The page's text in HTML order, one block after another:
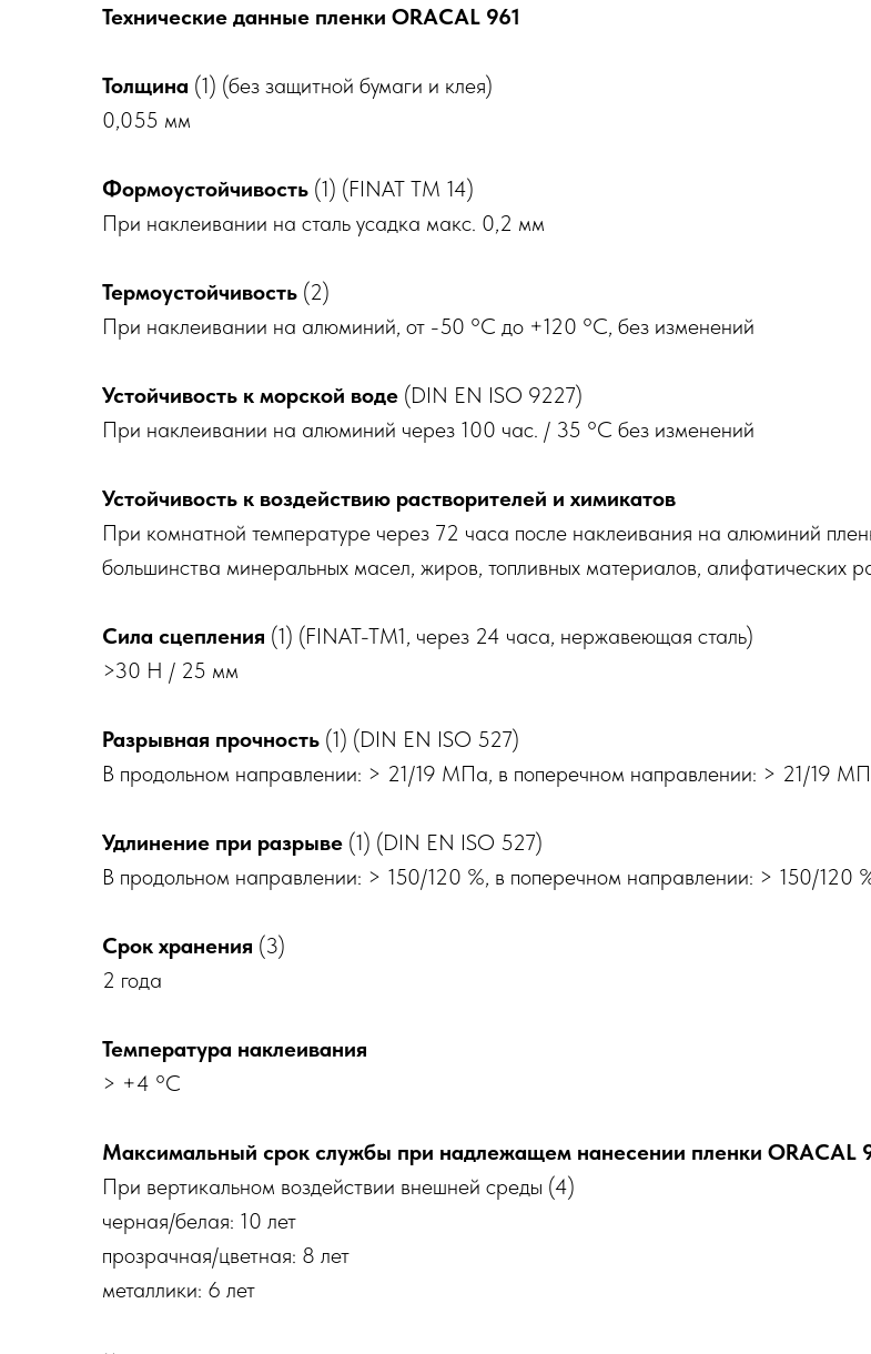
Технические данные пленки ORACAL 961
Толщина (1) (без защитной бумаги и клея)
0,055 мм
Формоустойчивость (1) (FINAT TM 14)
При наклеивании на сталь усадка макс. 0,2 мм
Термоустойчивость (2)
При наклеивании на алюминий, от -50 °С до +120 °С, без изменений
Устойчивость к морской воде (DIN EN ISO 9227)
При наклеивании на алюминий через 100 час. / 35 °C без изменений
Устойчивость к воздействию растворителей и химикатов
При комнатной температуре через 72 часа после наклеивания на алюминий
большинства минеральных масел, жиров, топливных материалов, алифатических
Сила сцепления (1) (FINAT-TM1, через 24 часа, нержавеющая сталь)
>30 Н / 25 мм
Разрывная прочность (1) (DIN EN ISO 527)
В продольном направлении: > 21/19 МПа, в поперечном направлении: > 21/19
Удлинение при разрыве (1) (DIN EN ISO 527)
В продольном направлении: > 150/120 %, в поперечном направлении: > 150/120
Срок хранения (3)
2 года
Температура наклеивания
> +4 °C
Максимальный срок службы при надлежащем нанесении пленки ORACAL
При вертикальном воздействии внешней среды (4)
черная/белая: 10 лет
прозрачная/цветная: 8 лет
металлики: 6 лет